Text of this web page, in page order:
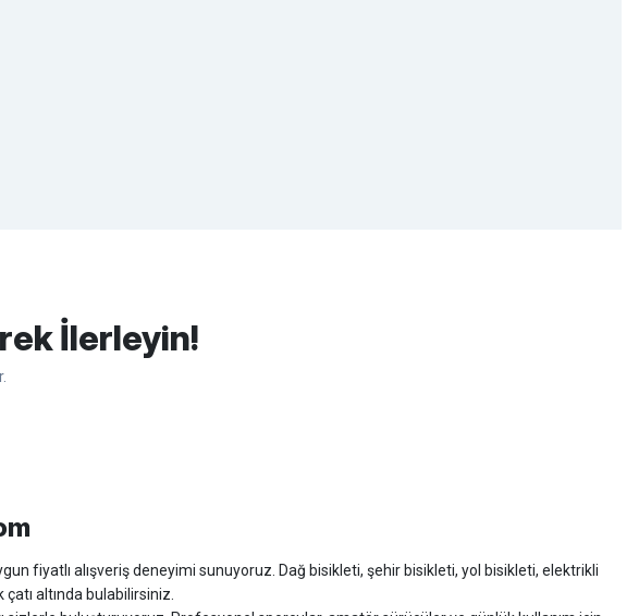
İlerleyin!
fiyatlı alışveriş deneyimi sunuyoruz. Dağ bisikleti, şehir bisikleti, yol bisikleti, elektrikli
altında bulabilirsiniz.